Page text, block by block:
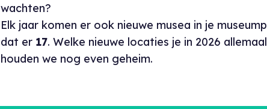
wachten?
Elk jaar komen er ook nieuwe musea in je
dat er 17. Welke nieuwe locaties je in 2026
houden we nog even geheim.